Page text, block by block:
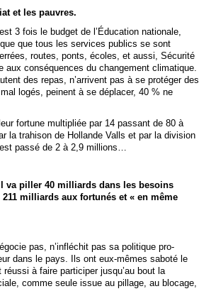
et les pauvres.
3 fois le budget de l’Éducation nationale,
que tous les services publics se sont
routes, ponts, écoles, et aussi, Sécurité
conséquences du changement climatique.
des repas, n’arrivent pas à se protéger des
logés, peinent à se déplacer, 40 % ne
fortune multipliée par 14 passant de 80 à
la trahison de Hollande Valls et par la division
passé de 2 à 2,9 millions…
va piller 40 milliards dans les besoins
milliards aux fortunés et « en même
pas, n’infléchit pas sa politique pro-
dans le pays. Ils ont eux-mêmes saboté le
à faire participer jusqu’au bout la
comme seule issue au pillage, au blocage,